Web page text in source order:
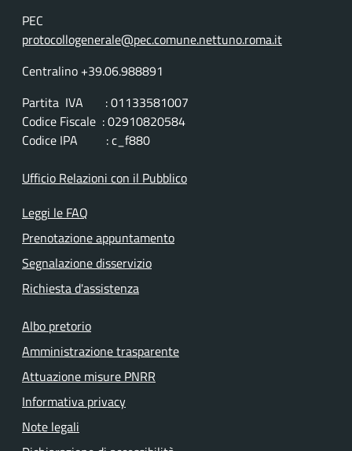
PEC
protocollogenerale@pec.comune.nettuno.roma.it
Centralino +39.06.988891
Partita IVA : 01133581007
Codice Fiscale : 02910820584
Codice IPA : c_f880
Ufficio Relazioni con il Pubblico
Leggi le FAQ
Prenotazione appuntamento
Segnalazione disservizio
Richiesta d'assistenza
Albo pretorio
Amministrazione trasparente
Attuazione misure PNRR
Informativa privacy
Note legali